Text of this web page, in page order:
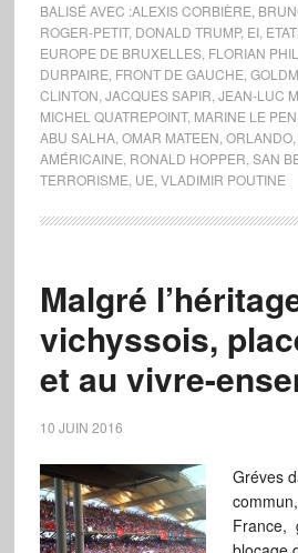
BALISÉ AVEC :ALEXIS CORBIÈRE
ROGER-PETIT, DONALD TRUMP, EI,
EUROPE DE BRUXELLES, FLORIAN
DURPAIRE FRONT DE GAUCHE
CLINTON JACQUES SAPIR JEAN-LUC
MICHEL QUATREPOINT, MARINE LE PEN
ABU SALHA, OMAR MATEEN ORLANDO,
AMÉRICAINE RONALD HOPPER SAN
TERRORISME UE VLADIMIR POUTINE
Malgré
vichyssois,
et au vivre-
10 JUIN 2016
Gréves
France,